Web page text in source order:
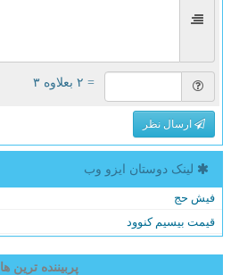
= ۲ بعلاوه ۳
ارسال نظر
لینک دوستان ایزو وب
فیش حج
قیمت بیسیم کنوود
پربیننده ترین ها